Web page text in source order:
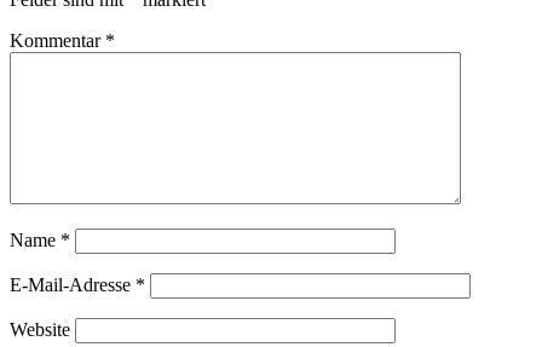
Kommentar *
Name *
E-Mail-Adresse *
Website